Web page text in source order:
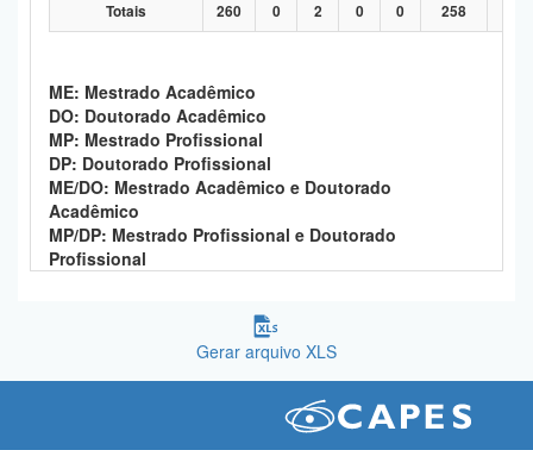
Totais 260 0 2 0 0 258
ME: Mestrado Acadêmico
DO: Doutorado Acadêmico
MP: Mestrado Profissional
DP: Doutorado Profissional
ME/DO: Mestrado Acadêmico e Doutorado
Acadêmico
MP/DP: Mestrado Profissional e Doutorado
Profissional
Gerar arquivo XLS